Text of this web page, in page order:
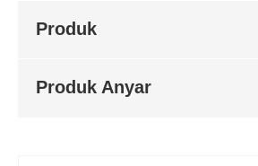
Produk
Produk Anyar